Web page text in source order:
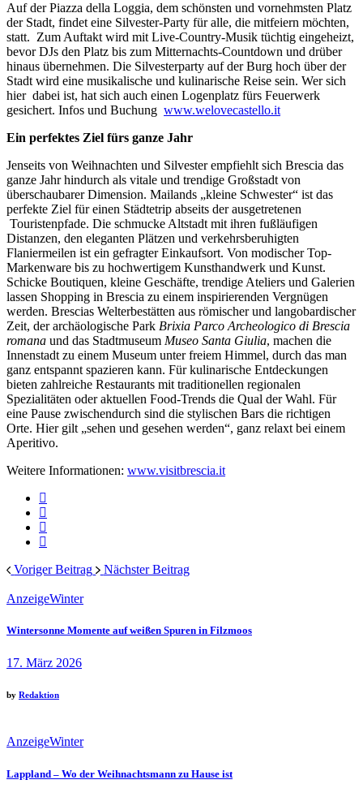
Auf der Piazza della Loggia, dem schönsten und vornehmsten Platz
der Stadt, findet eine Silvester-Party für alle, die mitfeiern möchten,
statt. Zum Auftakt wird mit Live-Country-Musik tüchtig eingeheizt,
bevor DJs den Platz bis zum Mitternachts-Countdown und drüber
hinaus übernehmen. Die Silvesterparty auf der Burg hoch über der
Stadt wird eine musikalische und kulinarische Reise sein. Wer sich
hier dabei ist, hat sich auch einen Logenplatz fürs Feuerwerk
gesichert. Infos und Buchung www.welovecastello.it
Ein perfektes Ziel fürs ganze Jahr
Jenseits von Weihnachten und Silvester empfiehlt sich Brescia das
ganze Jahr hindurch als vitale und trendige Großstadt von
überschaubarer Dimension. Mailands „kleine Schwester“ ist das
perfekte Ziel für einen Städtetrip abseits der ausgetretenen
Touristenpfade. Die schmucke Altstadt mit ihren fußläufigen
Distanzen, den eleganten Plätzen und verkehrsberuhigten
Flaniermeilen ist ein gefragter Einkaufsort. Von modischer Top-
Markenware bis zu hochwertigem Kunsthandwerk und Kunst.
Schicke Boutiquen, kleine Geschäfte, trendige Ateliers und Galerien
lassen Shopping in Brescia zu einem inspirierenden Vergnügen
werden. Brescias Welterbestätten aus römischer und langobardischer
Zeit, der archäologische Park Brixia Parco Archeologico di Brescia
romana und das Stadtmuseum Museo Santa Giulia, machen die
Innenstadt zu einem Museum unter freiem Himmel, durch das man
ganz entspannt spazieren kann. Für kulinarische Entdeckungen
bieten zahlreiche Restaurants mit traditionellen regionalen
Spezialitäten oder aktuellen Food-Trends die Qual der Wahl. Für
eine Pause zwischendurch sind die stylischen Bars die richtigen
Orte. Hier gilt „sehen und gesehen werden“, ganz relaxt bei einem
Aperitivo.
Weitere Informationen: www.visitbrescia.it
Voriger Beitrag Nächster Beitrag
AnzeigeWinter
Wintersonne Momente auf weißen Spuren in Filzmoos
17. März 2026
by Redaktion
AnzeigeWinter
Lappland – Wo der Weihnachtsmann zu Hause ist